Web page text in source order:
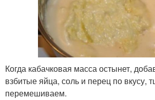
Когда кабачковая масса остынет,
взбитые яйца, соль и перец по вкусу,
перемешиваем.